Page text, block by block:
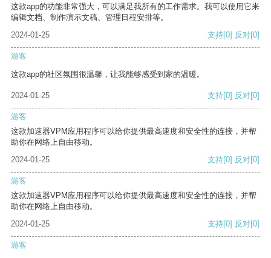
这款app的功能非常强大，可以满足我所有的工作需求。我可以使用它来
编辑文档、制作演示文稿、管理日程安排等。
2024-01-25
支持[0] 反对[0]
游客
这款app的社区氛围很温馨，让我能够感受到家的温暖。
2024-01-25 支持[0] 反对[0]
游客
这款加速器VPM应用程序可以给你提供最高速度和安全性的连接，并帮
助你在网络上自由移动。
2024-01-25
支持[0] 反对[0]
游客
这款加速器VPM应用程序可以给你提供最高速度和安全性的连接，并帮
助你在网络上自由移动。
2024-01-25
支持[0] 反对[0]
游客